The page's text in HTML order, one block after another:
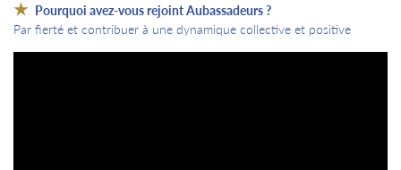
Pourquoi avez-vous rejoint Aubassadeurs ?
Par fierté et contribuer à une dynamique collective et positive